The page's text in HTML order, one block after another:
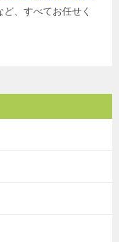
ど、すべてお任せく